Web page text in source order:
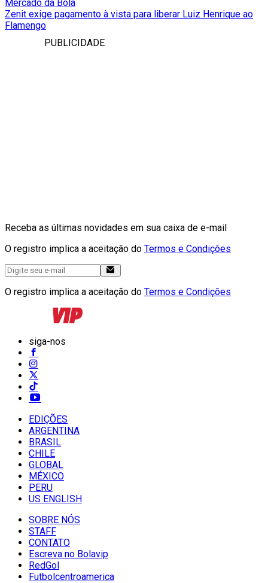
Mercado da Bola
Zenit exige pagamento à vista para liberar Luiz Henrique ao
Flamengo
PUBLICIDADE
Receba as últimas novidades em sua caixa de e-mail
O registro implica a aceitação do Termos e Condições
O registro implica a aceitação do Termos e Condições
siga-nos
EDIÇÕES
ARGENTINA
BRASIL
CHILE
GLOBAL
MÉXICO
PERU
US ENGLISH
SOBRE NÓS
STAFF
CONTATO
Escreva no Bolavip
RedGol
Futbolcentroamerica